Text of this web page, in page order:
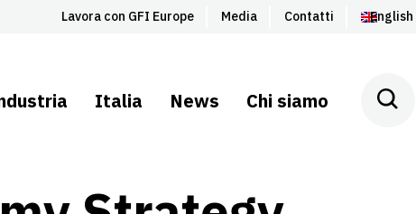
Lavora con GFI Europe Media Contatti English
Italia News Chi siamo